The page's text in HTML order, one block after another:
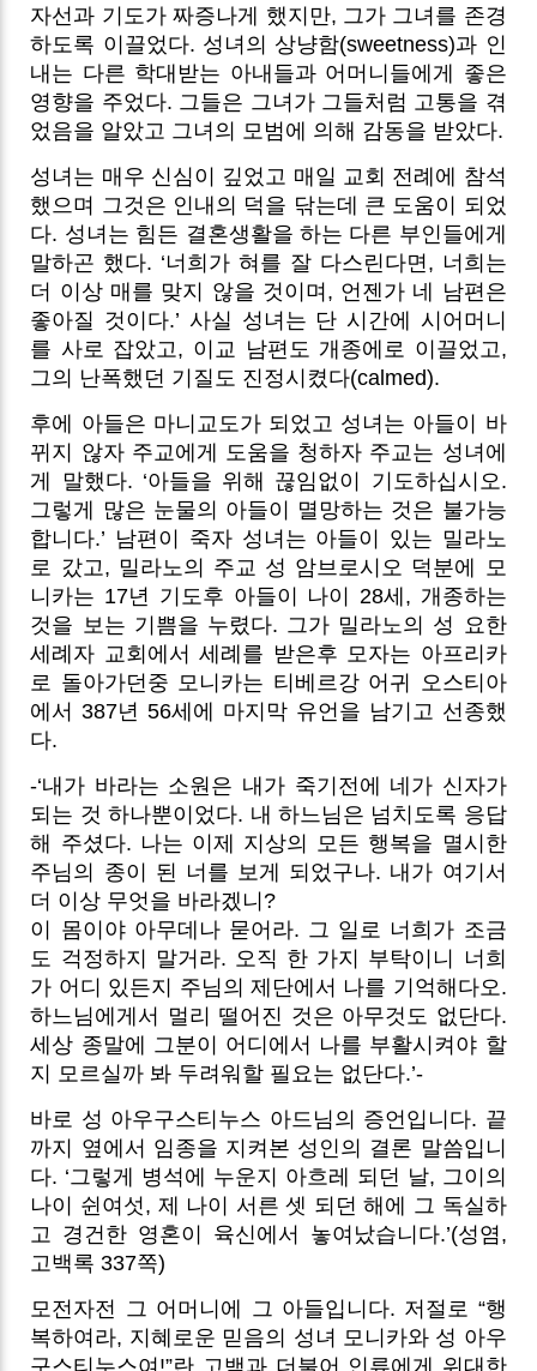
자선과 기도가 짜증나게 했지만, 그가 그녀를 존경
하도록 이끌었다. 성녀의 상냥함(sweetness)과 인
내는 다른 학대받는 아내들과 어머니들에게 좋은
영향을 주었다. 그들은 그녀가 그들처럼 고통을 겪
었음을 알았고 그녀의 모범에 의해 감동을 받았다.
성녀는 매우 신심이 깊었고 매일 교회 전례에 참석
했으며 그것은 인내의 덕을 닦는데 큰 도움이 되었
다. 성녀는 힘든 결혼생활을 하는 다른 부인들에게
말하곤 했다. ‘너희가 혀를 잘 다스린다면, 너희는
더 이상 매를 맞지 않을 것이며, 언젠가 네 남편은
좋아질 것이다.’ 사실 성녀는 단 시간에 시어머니
를 사로 잡았고, 이교 남편도 개종에로 이끌었고,
그의 난폭했던 기질도 진정시켰다(calmed).
후에 아들은 마니교도가 되었고 성녀는 아들이 바
뀌지 않자 주교에게 도움을 청하자 주교는 성녀에
게 말했다. ‘아들을 위해 끊임없이 기도하십시오.
그렇게 많은 눈물의 아들이 멸망하는 것은 불가능
합니다.’ 남편이 죽자 성녀는 아들이 있는 밀라노
로 갔고, 밀라노의 주교 성 암브로시오 덕분에 모
니카는 17년 기도후 아들이 나이 28세, 개종하는
것을 보는 기쁨을 누렸다. 그가 밀라노의 성 요한
세례자 교회에서 세례를 받은후 모자는 아프리카
로 돌아가던중 모니카는 티베르강 어귀 오스티아
에서 387년 56세에 마지막 유언을 남기고 선종했
다.
-‘내가 바라는 소원은 내가 죽기전에 네가 신자가
되는 것 하나뿐이었다. 내 하느님은 넘치도록 응답
해 주셨다. 나는 이제 지상의 모든 행복을 멸시한
주님의 종이 된 너를 보게 되었구나. 내가 여기서
더 이상 무엇을 바라겠니?
이 몸이야 아무데나 묻어라. 그 일로 너희가 조금
도 걱정하지 말거라. 오직 한 가지 부탁이니 너희
가 어디 있든지 주님의 제단에서 나를 기억해다오.
하느님에게서 멀리 떨어진 것은 아무것도 없단다.
세상 종말에 그분이 어디에서 나를 부활시켜야 할
지 모르실까 봐 두려워할 필요는 없단다.’-
바로 성 아우구스티누스 아드님의 증언입니다. 끝
까지 옆에서 임종을 지켜본 성인의 결론 말씀입니
다. ‘그렇게 병석에 누운지 아흐레 되던 날, 그이의
나이 쉰여섯, 제 나이 서른 셋 되던 해에 그 독실하
고 경건한 영혼이 육신에서 놓여났습니다.’(성염,
고백록 337쪽)
모전자전 그 어머니에 그 아들입니다. 저절로 “행
복하여라, 지혜로운 믿음의 성녀 모니카와 성 아우
구스티누스여!”란 고백과 더불어 인류에게 위대한